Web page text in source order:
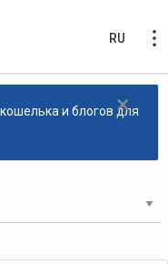
RU
×
и блогов для